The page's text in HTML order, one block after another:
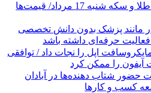
قیمت طلا و سکه شنبه 17 مرداد/ قیمت‌ها
مانند پزشک بدون دانش تخصصی
فعالیت حرفه‌ای داشته باشد
اپل را نجات داد / توافقی
را ممکن کرد
حضور شتاب ‌دهنده‌ها در آبادان
کسب‌ و کارها